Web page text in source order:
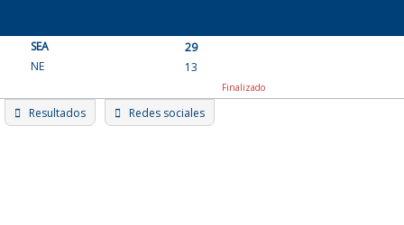
content
SEA
29
NE
13
Finalizado
Resultados Redes sociales